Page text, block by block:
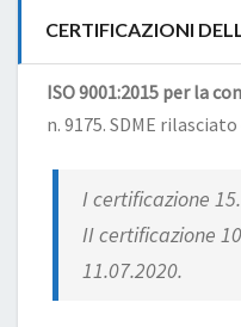
CERTIFICAZIONI
ISO 9001:2015 per la
n. 9175. SDME rilasciato
I certificazione
II certificazione
11.07.2020.